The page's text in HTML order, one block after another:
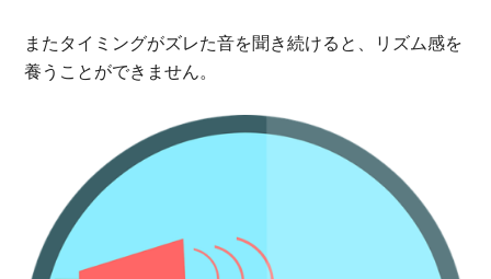
またタイミングがズレた音を聞き続けると、リズム感を
養うことができません。